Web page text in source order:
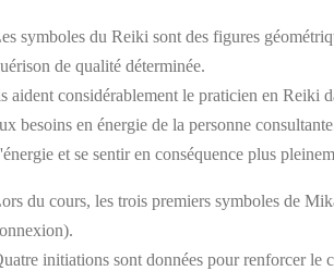
symboles du Reiki sont des figures
de qualité déterminée.
aident considérablement le praticien en Reiki
besoins en énergie de la personne
et se sentir en conséquence plus
du cours, les trois premiers symboles de
initiations sont données pour renforcer le